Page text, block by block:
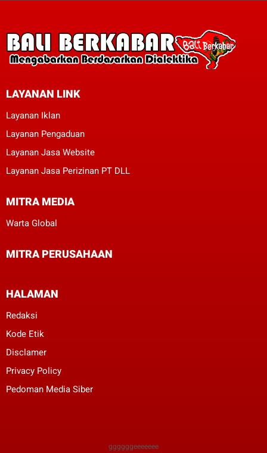
LAYANAN LINK
Layanan Iklan
Layanan Pengaduan
Layanan Jasa Website
Layanan Jasa Perizinan PT DLL
MITRA MEDIA
Warta Global
MITRA PERUSAHAAN
HALAMAN
Redaksi
Kode Etik
Disclamer
Privacy Policy
Pedoman Media Siber
ggggggeeeeeee